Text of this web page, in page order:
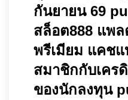
กันยายน 69
สล็อต888 แพ
พรีเมียม แคช
สมาชิกกับเคร
ของนักลงทุน